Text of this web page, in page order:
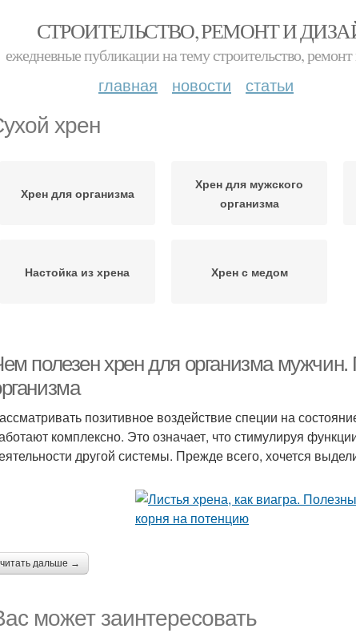
СТРОИТЕЛЬСТВО, РЕМОНТ И
ежедневные публикации на тему строительство,
главная новости статьи
хрен
Хрен для организма
Хрен для мужского
организма
Настойка из хрена Хрен с медом
полезен хрен для организма мужчин.
позитивное воздействие специи на
комплексно. Это означает, что стимулируя
другой системы. Прежде всего, хочется
читать дальше →
может заинтересовать